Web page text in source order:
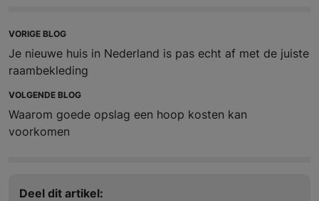
VORIGE BLOG
Je nieuwe huis in Nederland is pas echt af met de juiste
raambekleding
VOLGENDE BLOG
Waarom goede opslag een hoop kosten kan
voorkomen
Deel dit artikel: